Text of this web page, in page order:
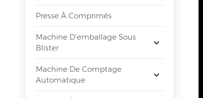
Presse À Comprimés
Machine D'emballage Sous
Blister
Machine De Comptage
Automatique